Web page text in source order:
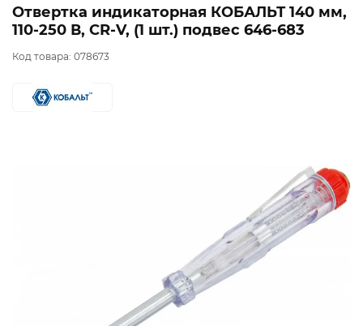
Отвертка индикаторная КОБАЛЬТ 140 мм,
110-250 В, CR-V, (1 шт.) подвес 646-683
Код товара: 078673